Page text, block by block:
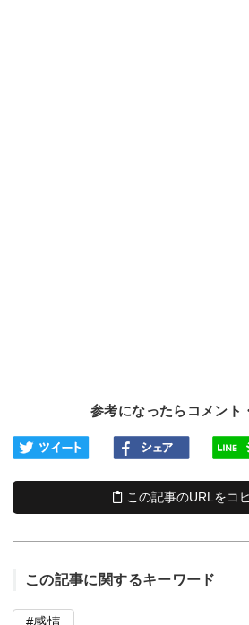
参考になったらコメント
この記事のURLをコ
この記事に関するキーワード
感情